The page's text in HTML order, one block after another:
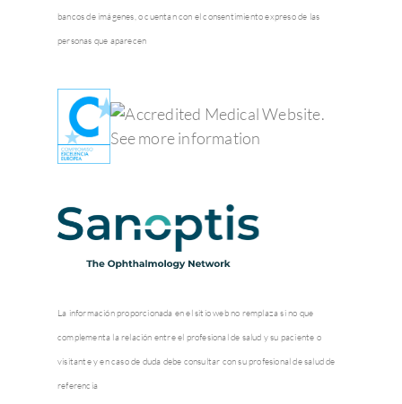
bancos de imágenes, o cuentan con el consentimiento expreso de las
personas que aparecen
La información proporcionada en el sitio web no remplaza si no que
complementa la relación entre el profesional de salud y su paciente o
visitante y en caso de duda debe consultar con su profesional de salud de
referencia